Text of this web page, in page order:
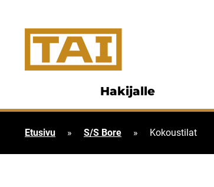
Hakijalle
Etusivu » S/S Bore » Kokoustilat